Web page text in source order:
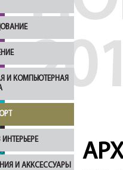
И КОМПЬЮТЕРНАЯ
И АККСЕССУАРЫ